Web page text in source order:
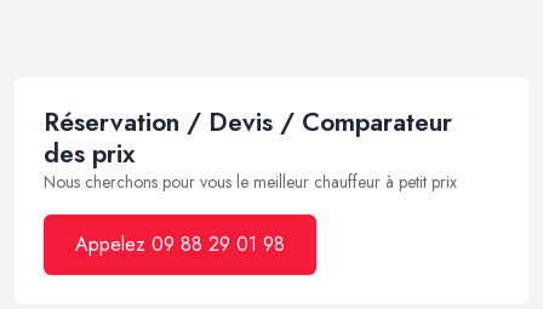
Réservation / Devis / Comparateur
des prix
Nous cherchons pour vous le meilleur chauffeur à petit prix
Appelez 09 88 29 01 98